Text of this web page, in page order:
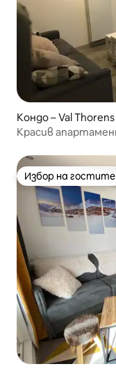
Кондо – Val Thorens
Красив
Избор на гостите
Избор на гостите